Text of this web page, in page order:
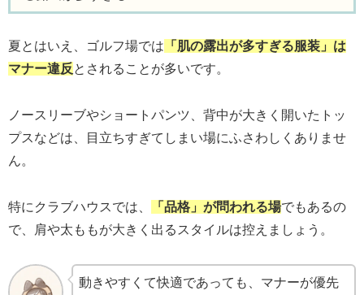
夏とはいえ、ゴルフ場では 「肌の露出が多すぎる服装」は
マナー違反 とされることが多いです。
ノースリーブやショートパンツ、背中が大きく開いたトッ
プスなどは、目立ちすぎてしまい場にふさわしくありませ
ん。
特にクラブハウスでは、 「品格」が問われる場でもあるの
で、肩や太ももが大きく出るスタイルは控えましょう。
動きやすくて快適であっても、マナーが優先